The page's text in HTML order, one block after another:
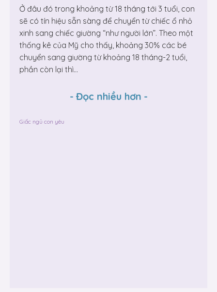
Ở đâu đó trong khoảng từ 18 tháng tới 3 tuổi, con
sẽ có tín hiệu sẵn sàng để chuyển từ chiếc ổ nhỏ
xinh sang chiếc giường “như người lớn”. Theo một
thống kê của Mỹ cho thấy, khoảng 30% các bé
chuyển sang giường từ khoảng 18 tháng-2 tuổi,
phần còn lại thì...
- Đọc nhiều hơn -
Giấc ngủ con yêu